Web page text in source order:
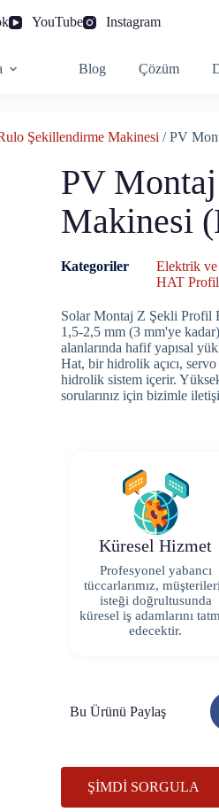
YouTube Instagram
Blog Çözüm
Şekillendirme Makinesi / PV
PV
Makinesi
Kategoriler Elektrik
HAT
Solar Montaj Z Şekli Profil
1,5-2,5 mm (3 mm'ye
alanlarında hafif yapısal
Hat, bir hidrolik açıcı,
hidrolik sistem içerir.
sorularınız için bizimle
Küresel Hizmet
Profesyonel yabancı
tüccarlarımız,
isteği doğrultusunda
küresel iş adamlarını
edecektir.
Bu Ürünü Paylaş
ŞIMDI SORGULA